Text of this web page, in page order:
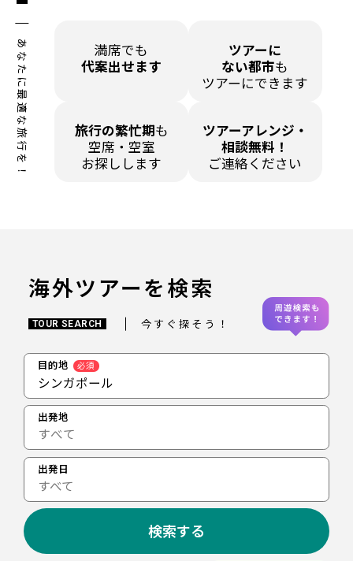
あなたに最適な旅行を！
満席でも
代案出せます
ツアーに
ない都市も
ツアーにできます
旅行の繁忙期 も
空席・空室
お探しします
ツアーアレンジ・
相談無料！
ご連絡ください
海外ツアーを検索
TOUR SEARCH 今すぐ探そう！
目的地 必須
シンガポール
出発地
出発日
すべて
検索する